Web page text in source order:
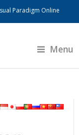
Paradigm Online
Menu